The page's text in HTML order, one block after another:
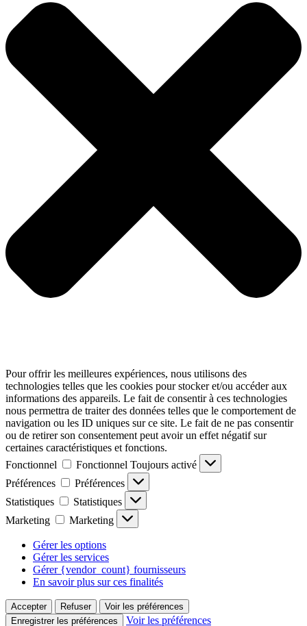
Pour offrir les meilleures expériences, nous utilisons des
technologies telles que les cookies pour stocker et/ou accéder aux
informations des appareils. Le fait de consentir à ces technologies
nous permettra de traiter des données telles que le comportement de
navigation ou les ID uniques sur ce site. Le fait de ne pas consentir
ou de retirer son consentement peut avoir un effet négatif sur
certaines caractéristiques et fonctions.
Fonctionnel
Fonctionnel Toujours activé
Préférences
Préférences
Statistiques
Statistiques
Marketing
Marketing
Gérer les options
Gérer les services
Gérer {vendor_count} fournisseurs
En savoir plus sur ces finalités
Accepter Refuser
Voir les préférences
Enregistrer les préférences
Voir les préférences